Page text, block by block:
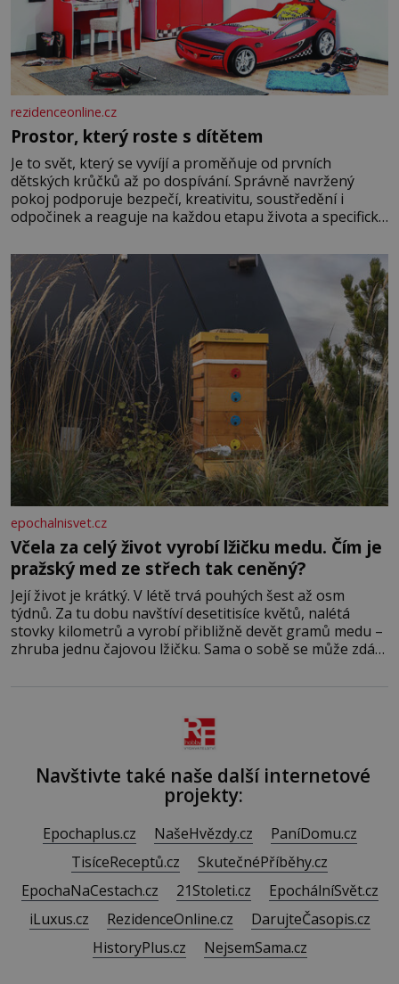
rezidenceonline.cz
Prostor, který roste s dítětem
Je to svět, který se vyvíjí a proměňuje od prvních
dětských krůčků až po dospívání. Správně navržený
pokoj podporuje bezpečí, kreativitu, soustředění i
odpočinek a reaguje na každou etapu života a specifické
měkkost a bezpečí, proto by pokoj miminka měl působit
především klidně a útulně. Předškolní věk je
epochalnisvet.cz
Včela za celý život vyrobí lžičku medu. Čím je
pražský med ze střech tak ceněný?
Její život je krátký. V létě trvá pouhých šest až osm
týdnů. Za tu dobu navštíví desetitisíce květů, nalétá
stovky kilometrů a vyrobí přibližně devět gramů medu –
zhruba jednu čajovou lžičku. Sama o sobě se může zdát
Navštivte také naše další internetové
projekty:
Epochaplus.cz NašeHvězdy.cz
PaníDomu.cz
TisíceReceptů.cz
SkutečnéPříběhy.cz
EpochaNaCestach.cz
21Stoleti.cz
EpochálníSvět.cz
iLuxus.cz
RezidenceOnline.cz
DarujteČasopis.cz
HistoryPlus.cz
NejsemSama.cz